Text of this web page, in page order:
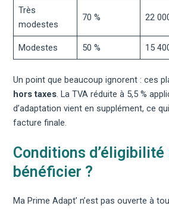
Très
modestes
70 % 22
Modestes 50 % 15
Un point que beaucoup ignorent : ces
hors taxes. La TVA réduite à 5,5 %
d’adaptation vient en supplément, ce
facture finale.
Conditions d’éligibilité
bénéficier ?
Ma Prime Adapt’ n’est pas ouverte à